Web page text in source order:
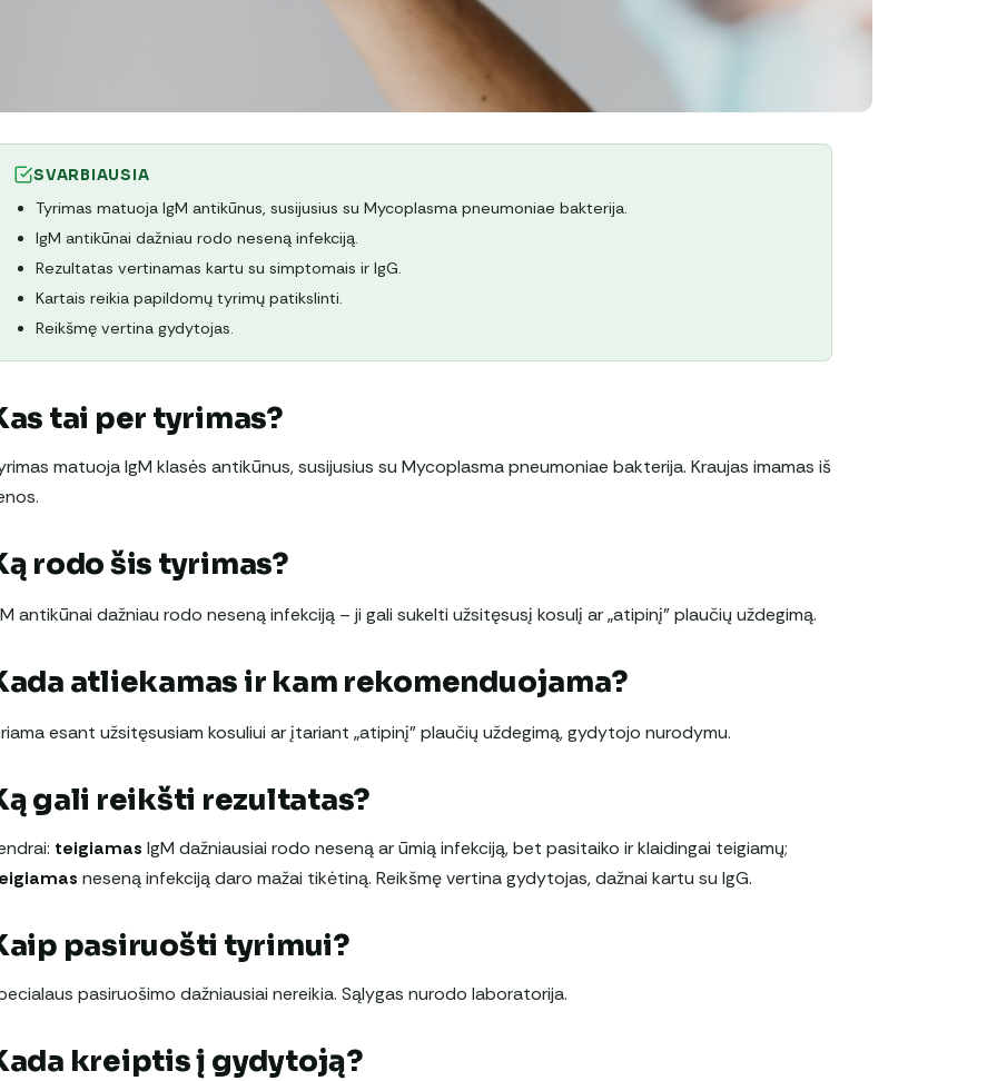
SVARBIAUSIA
Tyrimas matuoja IgM antikūnus, susijusius su Mycoplasma pneumoniae bakterija.
IgM antikūnai dažniau rodo neseną infekciją.
Rezultatas vertinamas kartu su simptomais ir IgG.
Kartais reikia papildomų tyrimų patikslinti.
Reikšmę vertina gydytojas.
tai per tyrimas?
matuoja IgM klasės antikūnus, susijusius su Mycoplasma pneumoniae bakterija. Kraujas imamas iš
rodo šis tyrimas?
antikūnai dažniau rodo neseną infekciją – ji gali sukelti užsitęsusį kosulį ar „atipinį” plaučių uždegimą.
atliekamas ir kam rekomenduojama?
esant užsitęsusiam kosuliui ar įtariant „atipinį” plaučių uždegimą, gydytojo nurodymu.
gali reikšti rezultatas?
teigiamas IgM dažniausiai rodo neseną ar ūmią infekciją, bet pasitaiko ir klaidingai teigiamų;
neseną infekciją daro mažai tikėtiną. Reikšmę vertina gydytojas, dažnai kartu su IgG.
pasiruošti tyrimui?
pasiruošimo dažniausiai nereikia. Sąlygas nurodo laboratorija.
kreiptis į gydytoją?